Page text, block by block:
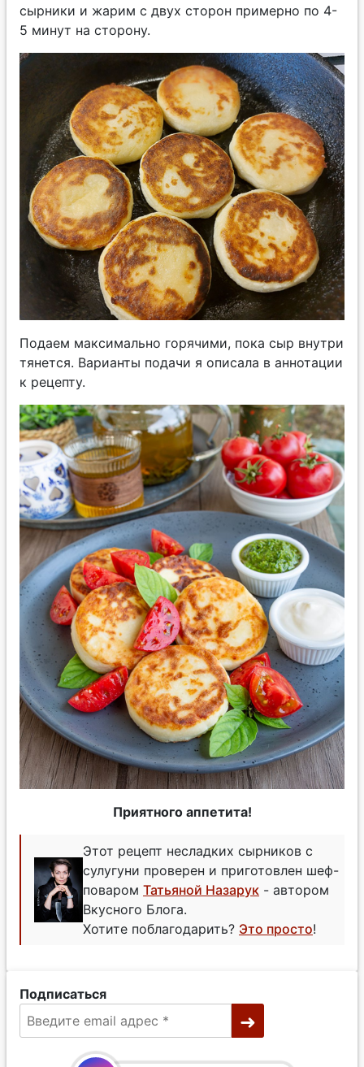
сырники и жарим с двух сторон примерно по 4-
5 минут на сторону.
Подаем максимально горячими, пока сыр внутри
тянется. Варианты подачи я описала в аннотации
к рецепту.
Приятного аппетита!
Этот рецепт несладких сырников с
сулугуни проверен и приготовлен шеф-
поваром Татьяной Назарук - автором
Вкусного Блога.
Хотите поблагодарить? Это просто!
Подписаться